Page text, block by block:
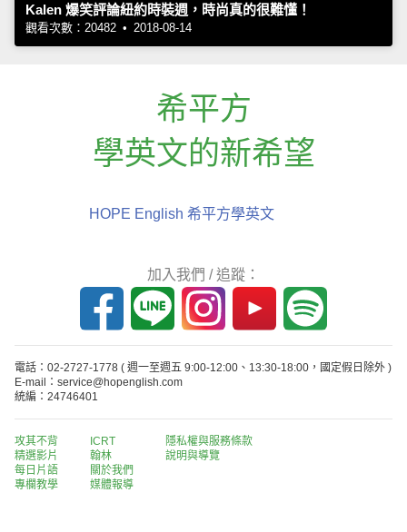
Kalen 爆笑評論紐約時裝週，時尚真的很難懂！
觀看次數：20482 • 2018-08-14
希平方
學英文的新希望
HOPE English 希平方學英文
加入我們 / 追蹤：
電話：02-2727-1778 ( 週一至週五 9:00-12:00、13:30-18:00，國定假日除外 )
E-mail：service@hopenglish.com
統編：24746401
攻其不背
精選影片
每日片語
專欄教學
ICRT
翰林
關於我們
媒體報導
隱私權與服務條款
說明與導覽